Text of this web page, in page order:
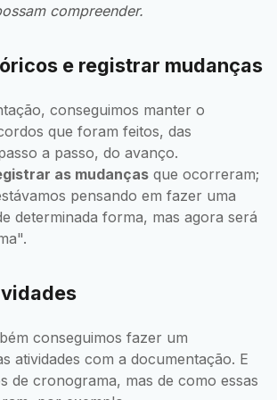
compreender.
e registrar mudanças
conseguimos manter o
que foram feitos, das
a passo, do avanço.
as mudanças que ocorreram;
pensando em fazer uma
determinada forma, mas agora será
conseguimos fazer um
atividades com a documentação. E
de cronograma, mas de como essas